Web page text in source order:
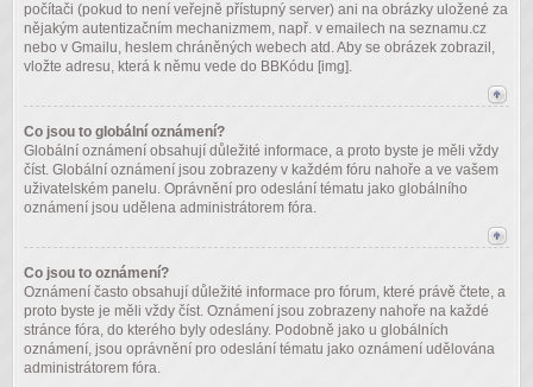
počítači (pokud to není veřejně přístupný server) ani na obrázky uložené za
nějakým autentizačním mechanizmem, např. v emailech na seznamu.cz
nebo v Gmailu, heslem chráněných webech atd. Aby se obrázek zobrazil,
vložte adresu, která k němu vede do BBKódu [img].
Co jsou to globální oznámení?
Globální oznámení obsahují důležité informace, a proto byste je měli vždy
číst. Globální oznámení jsou zobrazeny v každém fóru nahoře a ve vašem
uživatelském panelu. Oprávnění pro odeslání tématu jako globálního
oznámení jsou udělena administrátorem fóra.
Co jsou to oznámení?
Oznámení často obsahují důležité informace pro fórum, které právě čtete, a
proto byste je měli vždy číst. Oznámení jsou zobrazeny nahoře na každé
stránce fóra, do kterého byly odeslány. Podobně jako u globálních
oznámení, jsou oprávnění pro odeslání tématu jako oznámení udělována
administrátorem fóra.